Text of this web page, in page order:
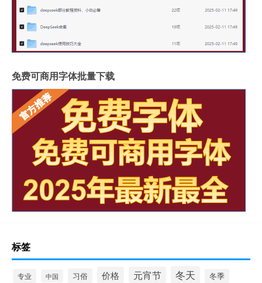
免费可商用字体批量下载
标签
专业 中国 习俗 价格 元宵节 冬天 冬季